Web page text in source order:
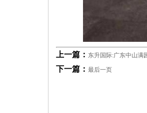
上一篇： 东升国际:广东中山满
下一篇： 最后一页